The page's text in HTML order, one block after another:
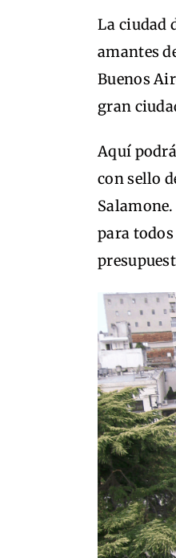
La ciudad
amantes
Buenos
gran
Aquí
con sello
para